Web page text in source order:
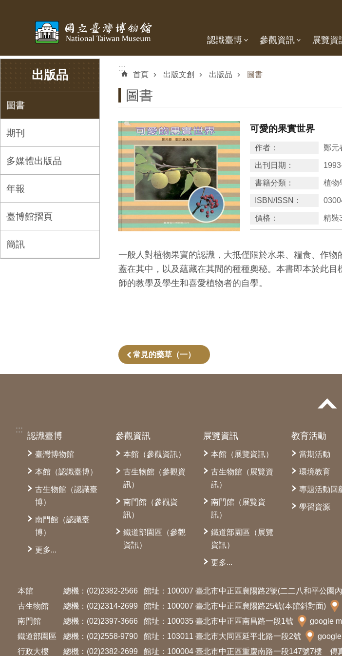
認識臺博 參觀資訊 展覽資
出版品
圖書
期刊
多媒體出版品
年報
臺博館摺頁
簡訊
:::
首頁 出版文創 出版品 圖書
圖書
可愛的果實世界
作者： 鄭元
出刊日期：
書籍分類： 植物
ISBN/ISSN：
價格： 精裝
一般人對植物果實的認識，大抵僅限於水果、糧食、作
蓋在其中，以及蘊藏在其間的種種奧秘。本書即本於此
師的教學及學生和喜愛植物者的自學。
常見的藥草（一）
:::
認識臺博
臺灣博物館
本館（認識臺博）
古生物館（認識臺
博）
南門館（認識臺
博）
更多...
參觀資訊
本館（參觀資訊）
古生物館（參觀資
訊）
南門館（參觀資
訊）
鐵道部園區（參觀
資訊）
展覽資訊
本館（展覽資訊）
古生物館（展覽資
訊）
南門館（展覽資
訊）
鐵道部園區（展覽
資訊）
更多...
教育活動
當期活動
環境教育
專題活動回
學習資源
本館 總機：(02)2382-2566 館址：100007 臺北市中正區襄陽路2號(二二八和平公園
古生物館
總機：(02)2314-2699 館址：100007 臺北市中正區襄陽路25號(本館斜對面)
南門館
總機：(02)2397-3666 館址：100035 臺北市中正區南昌路一段1號
google
鐵道部園區
總機：(02)2558-9790 館址：103011 臺北市大同區延平北路一段2號
行政大樓
總機：(02)2382-2699 館址：100004 臺北市中正區重慶南路一段147號7樓 傳